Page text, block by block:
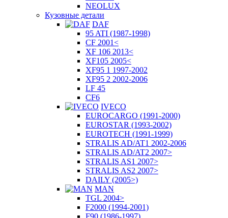
NEOLUX
Кузовные детали
DAF
95 ATI (1987-1998)
CF 2001<
XF 106 2013<
XF105 2005<
XF95 1 1997-2002
XF95 2 2002-2006
LF 45
CF6
IVECO
EUROCARGO (1991-2000)
EUROSTAR (1993-2002)
EUROTECH (1991-1999)
STRALIS AD/AT1 2002-2006
STRALIS AD/AT2 2007>
STRALIS AS1 2007>
STRALIS AS2 2007>
DAILY (2005>)
MAN
TGL 2004>
F2000 (1994-2001)
F90 (1986-1997)